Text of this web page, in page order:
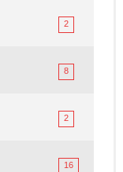
2
8
2
16